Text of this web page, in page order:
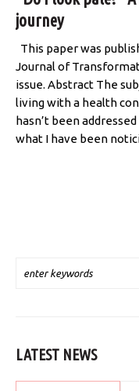
journey
This paper was
Journal of
issue. Abstract The
living with a health
hasn’t been
what I have been
LATEST NEWS